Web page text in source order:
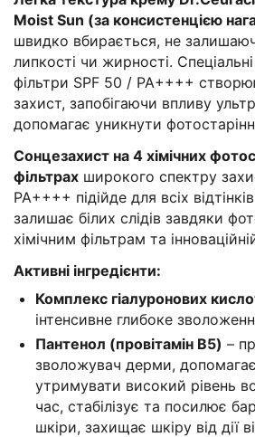
Moist Sun (за консистенцією
швидко вбирається, не
липкості чи жирності.
фільтри SPF 50 / PA++++
захист, запобігаючи впливу
допомагає уникнути
Сонцезахист на 4 хімічних
фільтрах широкого спектру
PA++++ підійде для всіх
залишає білих слідів завдяки
хімічним фільтрам та
Активні інгредієнти:
Комплекс гіалуронових
інтенсивне глибоке
Пантенол (провітамін B5) –
зволожувач дерми,
утримувати високий рівень
час, стабілізує та посилює
шкіри, захищає шкіру від дії